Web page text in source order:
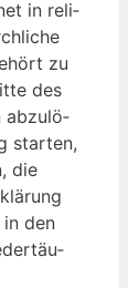
in reli­
zu
des
abzu­lö­
star­ten,
die
den